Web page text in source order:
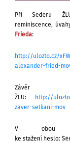
Při Sederu
reminiscence,
Frieda:
http://ulozto.cz/
alexander-fried-
ŽLU:
http://
zaver-setkani-mov
V obou
ke stažení heslo: